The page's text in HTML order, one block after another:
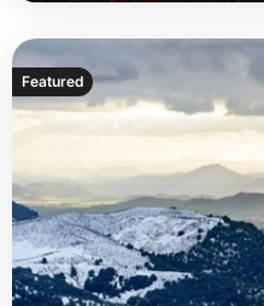
Más
Featured